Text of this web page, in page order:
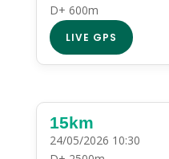
D+ 600m
LIVE GPS
15km
24/05/2026 10:30